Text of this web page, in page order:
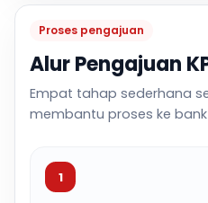
Proses pengajuan
Alur Pengajuan
Empat tahap sederhana
membantu proses ke
1